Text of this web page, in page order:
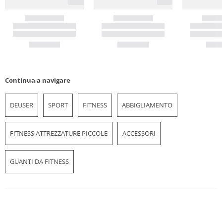
Continua a navigare
DEUSER SPORT FITNESS ABBIGLIAMENTO
FITNESS ATTREZZATURE PICCOLE ACCESSORI
GUANTI DA FITNESS